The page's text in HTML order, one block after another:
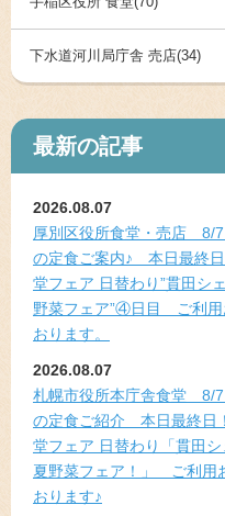
下水道河川局庁舎 売店(34)
最新の記事
2026.08.07
厚別区役所食堂・売店 8/7
の定食ご案内♪ 本日最終
堂フェア 日替わり”貫田シ
野菜フェア”④日目 ご利用
おります。
2026.08.07
札幌市役所本庁舎食堂 8/7
の定食ご紹介 本日最終日
堂フェア 日替わり「貫田
夏野菜フェア！」 ご利用
おります♪